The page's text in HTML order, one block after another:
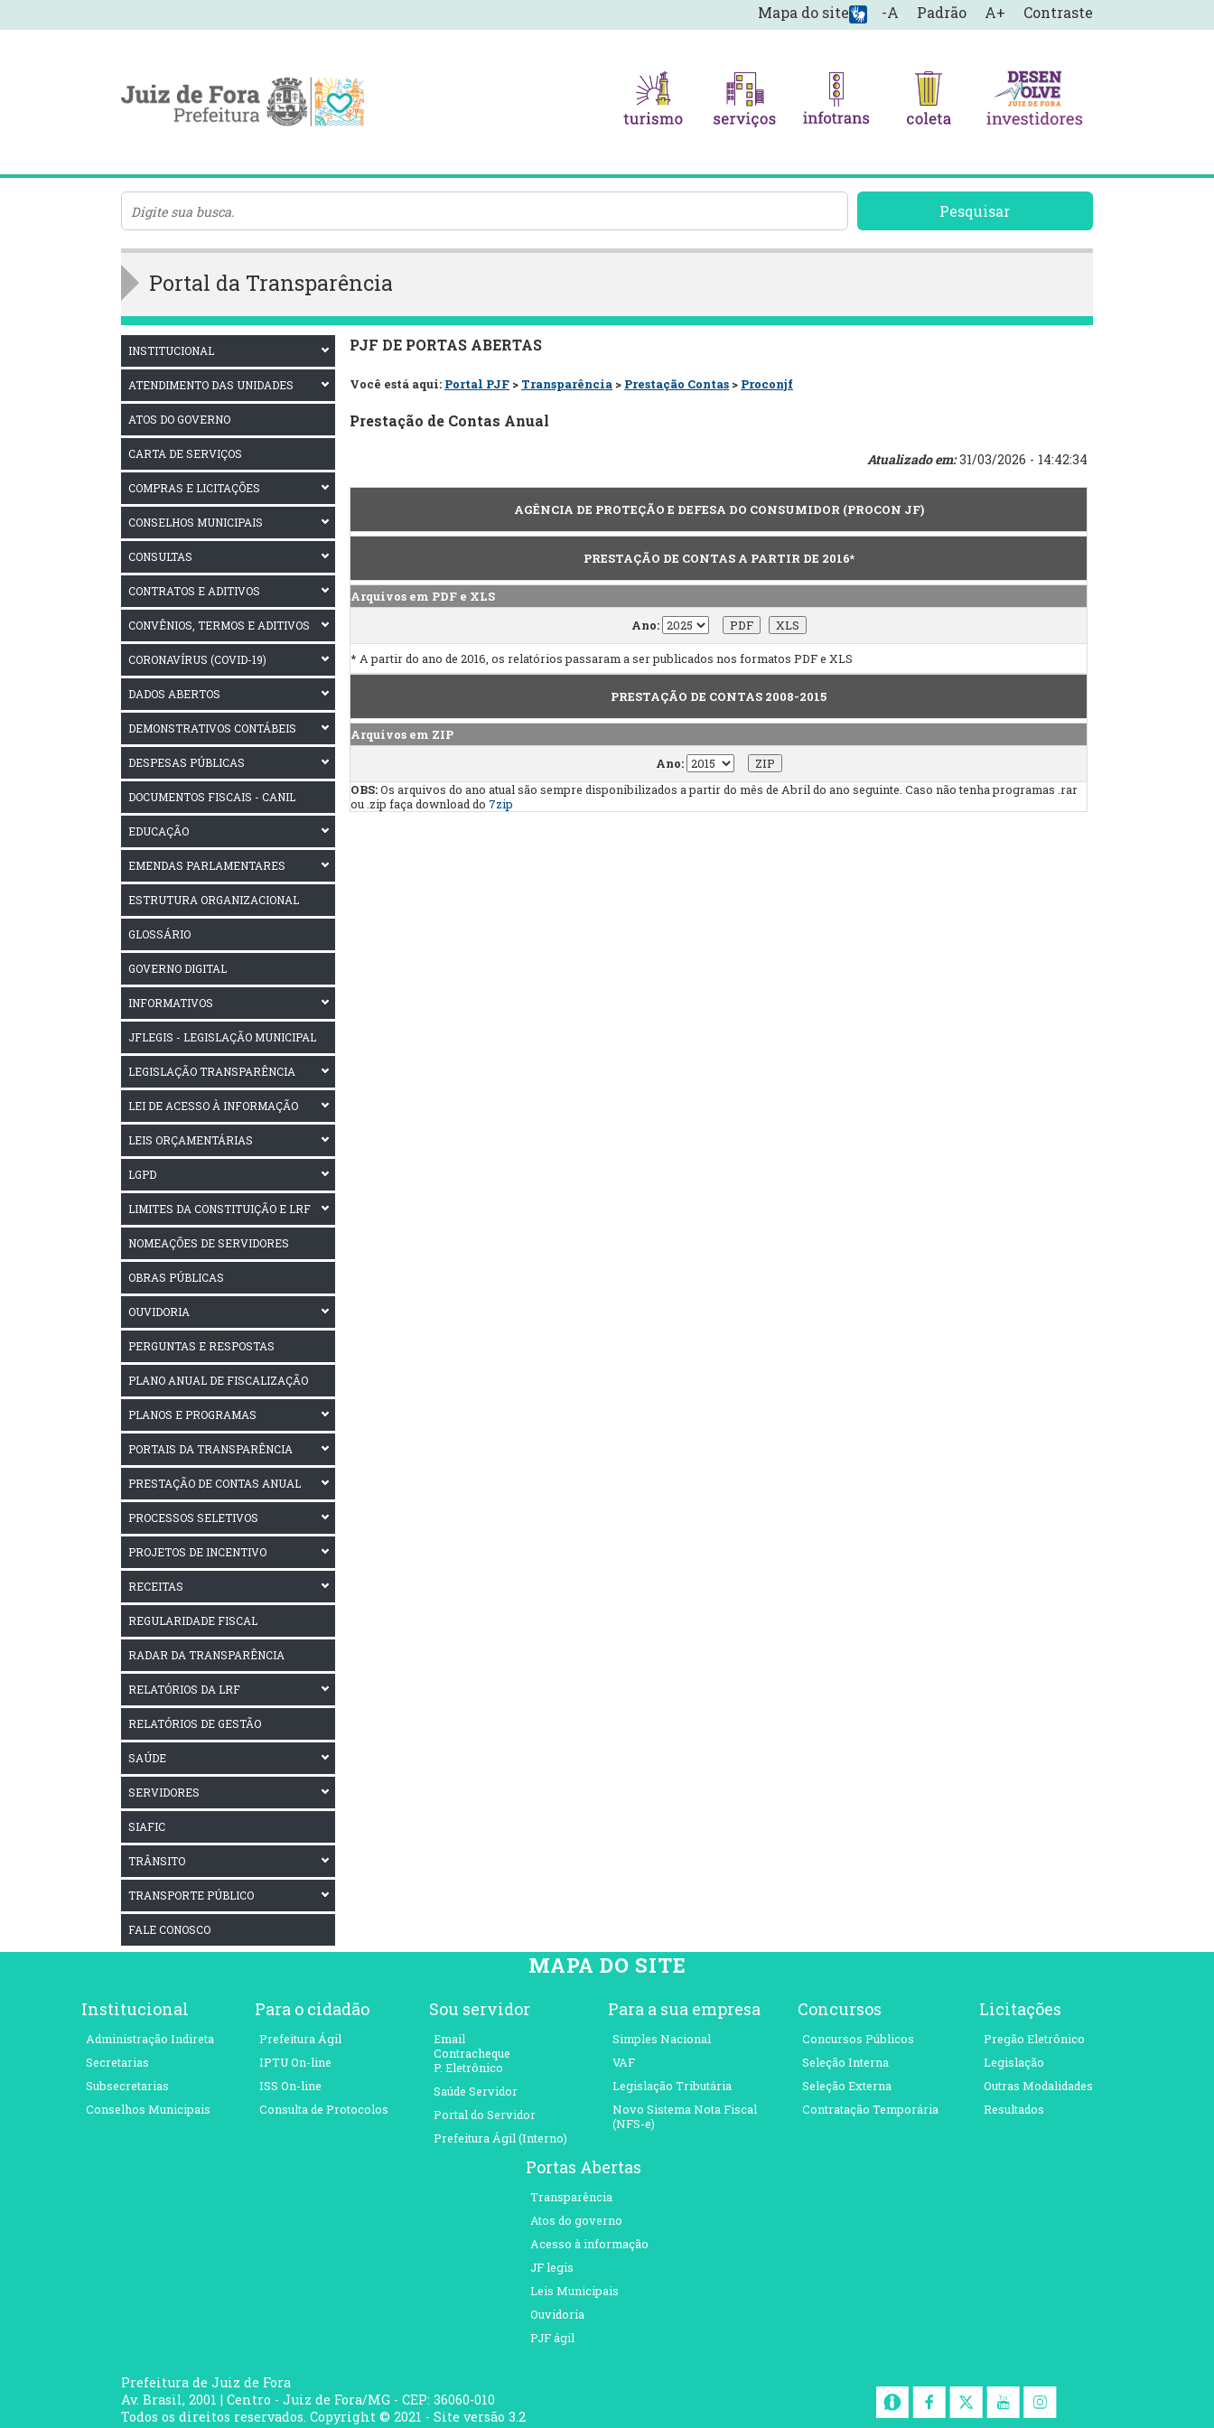
-A Padrão A+ Contraste
Mapa do site
Pesquisar
Portal da Transparência
INSTITUCIONAL
ATENDIMENTO DAS UNIDADES
ATOS DO GOVERNO
CARTA DE SERVIÇOS
COMPRAS E LICITAÇÕES
CONSELHOS MUNICIPAIS
CONSULTAS
CONTRATOS E ADITIVOS
CONVÊNIOS, TERMOS E ADITIVOS
CORONAVÍRUS (COVID-19)
DADOS ABERTOS
DEMONSTRATIVOS CONTÁBEIS
DESPESAS PÚBLICAS
DOCUMENTOS FISCAIS - CANIL
EDUCAÇÃO
EMENDAS PARLAMENTARES
ESTRUTURA ORGANIZACIONAL
GLOSSÁRIO
GOVERNO DIGITAL
INFORMATIVOS
JFLEGIS - LEGISLAÇÃO MUNICIPAL
LEGISLAÇÃO TRANSPARÊNCIA
LEI DE ACESSO À INFORMAÇÃO
LEIS ORÇAMENTÁRIAS
LGPD
LIMITES DA CONSTITUIÇÃO E LRF
NOMEAÇÕES DE SERVIDORES
OBRAS PÚBLICAS
OUVIDORIA
PERGUNTAS E RESPOSTAS
PLANO ANUAL DE FISCALIZAÇÃO
PLANOS E PROGRAMAS
PORTAIS DA TRANSPARÊNCIA
PRESTAÇÃO DE CONTAS ANUAL
PROCESSOS SELETIVOS
PROJETOS DE INCENTIVO
RECEITAS
REGULARIDADE FISCAL
RADAR DA TRANSPARÊNCIA
RELATÓRIOS DA LRF
RELATÓRIOS DE GESTÃO
SAÚDE
SERVIDORES
SIAFIC
TRÂNSITO
TRANSPORTE PÚBLICO
FALE CONOSCO
PJF DE PORTAS ABERTAS
Você está aqui: Portal PJF > Transparência > Prestação Contas > Proconjf
Prestação de Contas Anual
Atualizado em:31/03/2026 - 14:42:34
AGÊNCIA DE PROTEÇÃO E DEFESA DO CONSUMIDOR (PROCON JF)
PRESTAÇÃO DE CONTAS A PARTIR DE 2016*
Arquivos em PDF e XLS
Ano:
* A partir do ano de 2016, os relatórios passaram a ser publicados nos formatos PDF e XLS
PRESTAÇÃO DE CONTAS 2008-2015
Arquivos em ZIP
Ano:
OBS:Os arquivos do ano atual são sempre disponibilizados a partir do mês de Abril do ano seguinte. Caso não tenha programas .rar
ou .zip faça download do 7zip
MAPA DO SITE
Institucional
Administração Indireta
Secretarias
Subsecretarias
Conselhos Municipais
Para o cidadão
Prefeitura Ágil
IPTU On-line
ISS On-line
Consulta de Protocolos
Sou servidor
Email
Contracheque
P. Eletrônico
Saúde Servidor
Portal do Servidor
Prefeitura Ágil (Interno)
Para a sua empresa
Simples Nacional
VAF
Legislação Tributária
Novo Sistema Nota Fiscal
(NFS-e)
Concursos
Concursos Públicos
Seleção Interna
Seleção Externa
Contratação Temporária
Licitações
Pregão Eletrônico
Legislação
Outras Modalidades
Resultados
Portas Abertas
Transparência
Atos do governo
Acesso à informação
JF legis
Leis Municipais
Ouvidoria
PJF ágil
Prefeitura de Juiz de Fora
Av. Brasil, 2001 | Centro - Juiz de Fora/MG - CEP: 36060-010
Todos os direitos reservados. Copyright © 2021 - Site versão 3.2